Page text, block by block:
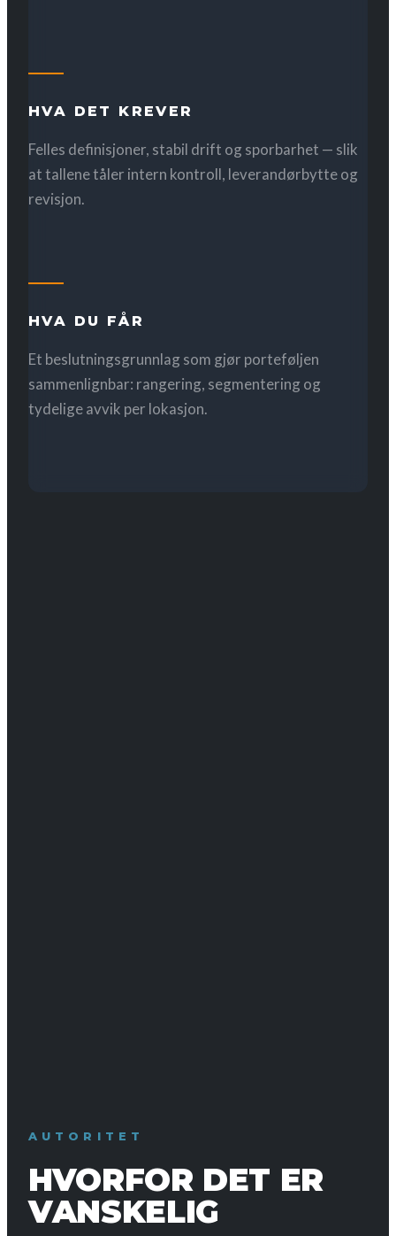
HVA DET KREVER
Felles definisjoner, stabil drift og sporbarhet — slik
at tallene tåler intern kontroll, leverandørbytte og
revisjon.
HVA DU FÅR
Et beslutningsgrunnlag som gjør porteføljen
sammenlignbar: rangering, segmentering og
tydelige avvik per lokasjon.
AUTORITET
HVORFOR DET ER
VANSKELIG